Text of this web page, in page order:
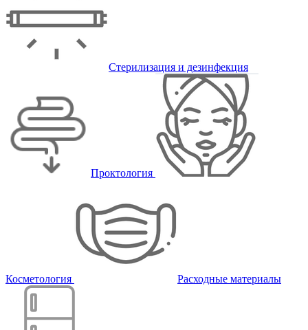
Стерилизация и дезинфекция
Проктология
Косметология Расходные материалы